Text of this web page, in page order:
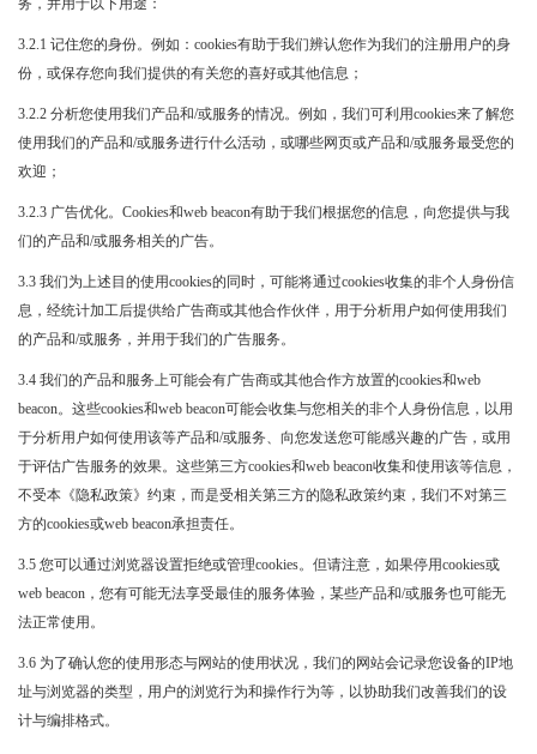
务，并用于以下用途：
3.2.1 记住您的身份。例如：cookies有助于我们辨认您作为我们的注册用户的身
份，或保存您向我们提供的有关您的喜好或其他信息；
3.2.2 分析您使用我们产品和/或服务的情况。例如，我们可利用cookies来了解您
使用我们的产品和/或服务进行什么活动，或哪些网页或产品和/或服务最受您的
欢迎；
3.2.3 广告优化。Cookies和web beacon有助于我们根据您的信息，向您提供与我
们的产品和/或服务相关的广告。
3.3 我们为上述目的使用cookies的同时，可能将通过cookies收集的非个人身份信
息，经统计加工后提供给广告商或其他合作伙伴，用于分析用户如何使用我们
的产品和/或服务，并用于我们的广告服务。
3.4 我们的产品和服务上可能会有广告商或其他合作方放置的cookies和web
beacon。这些cookies和web beacon可能会收集与您相关的非个人身份信息，以用
于分析用户如何使用该等产品和/或服务、向您发送您可能感兴趣的广告，或用
于评估广告服务的效果。这些第三方cookies和web beacon收集和使用该等信息，
不受本《隐私政策》约束，而是受相关第三方的隐私政策约束，我们不对第三
方的cookies或web beacon承担责任。
3.5 您可以通过浏览器设置拒绝或管理cookies。但请注意，如果停用cookies或
web beacon，您有可能无法享受最佳的服务体验，某些产品和/或服务也可能无
法正常使用。
3.6 为了确认您的使用形态与网站的使用状况，我们的网站会记录您设备的IP地
址与浏览器的类型，用户的浏览行为和操作行为等，以协助我们改善我们的设
计与编排格式。